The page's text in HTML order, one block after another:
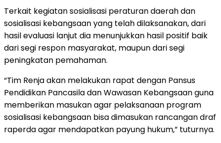
Terkait kegiatan sosialisasi peraturan daerah dan
sosialisasi kebangsaan yang telah dilaksanakan, dari
hasil evaluasi lanjut dia menunjukkan hasil positif baik
dari segi respon masyarakat, maupun dari segi
peningkatan pemahaman.
“Tim Renja akan melakukan rapat dengan Pansus
Pendidikan Pancasila dan Wawasan Kebangsaan guna
memberikan masukan agar pelaksanaan program
sosialisasi kebangsaan bisa dimasukan rancangan draf
raperda agar mendapatkan payung hukum,” tuturnya.